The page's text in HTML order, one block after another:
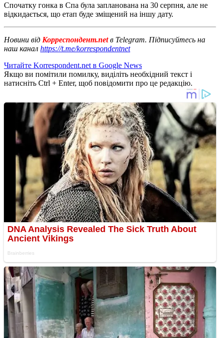
Спочатку гонка в Спа була запланована на 30 серпня, але не
відкидається, що етап буде зміщений на іншу дату.
Новини від Корреспондент.netв Telegram. Підписуйтесь на
наш канал https://t.me/korrespondentnet
Читайте Korrespondent.net в Google News
Якщо ви помітили помилку, виділіть необхідний текст і
натисніть Ctrl + Enter, щоб повідомити про це редакцію.